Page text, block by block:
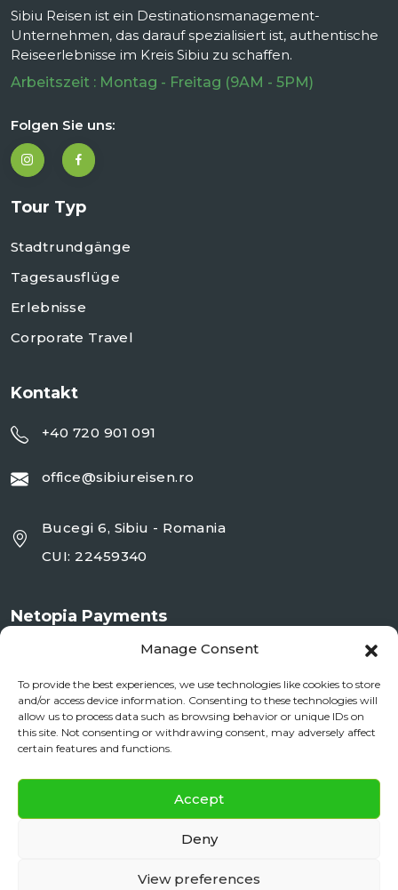
Manage Consent
To provide the best experiences, we use technologies like cookies to store
and/or access device information. Consenting to these technologies will
allow us to process data such as browsing behavior or unique IDs on
this site. Not consenting or withdrawing consent, may adversely affect
certain features and functions.
Accept
Deny
View preferences
Sibiu Reisen ist ein Destinationsmanagement-
Unternehmen, das darauf spezialisiert ist, authentische
Reiseerlebnisse im Kreis Sibiu zu schaffen.
Arbeitszeit : Montag - Freitag (9AM - 5PM)
Folgen Sie uns:
Tour Typ
Stadtrundgänge
Tagesausflüge
Erlebnisse
Corporate Travel
Kontakt
+40 720 901 091
office@sibiureisen.ro
Bucegi 6, Sibiu - Romania
CUI: 22459340
Netopia Payments
Documente si Informații Legale
ANPC
Daily City Tour
BOOK NOW
✕